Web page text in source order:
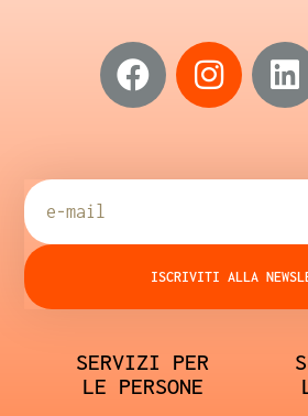
ISCRIVITI ALLA
SERVIZI PER
LE PERSONE